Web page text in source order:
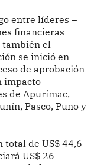
entre líderes –
financieras
el
se inició en
de aprobación
impacto
de Apurímac,
Pasco, Puno y
total de US$ 44,6
US$ 26